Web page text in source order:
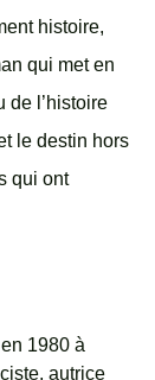
histoire,
qui met en
de l’histoire
le destin hors
qui ont
1980 à
autrice